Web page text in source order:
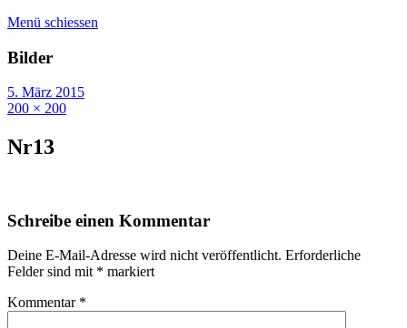
Menü schiessen
Bilder
5. März 2015
200 × 200
Nr13
Schreibe einen Kommentar
Deine E-Mail-Adresse wird nicht veröffentlicht. Erforderliche
Felder sind mit * markiert
Kommentar *